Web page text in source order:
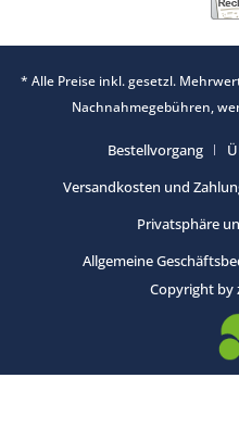
* Alle Preise inkl. gesetzl.
Nachnahmegebühren,
Bestellvorgang
Versandkosten und
Privatsphäre
Allgemeine
Copyright by